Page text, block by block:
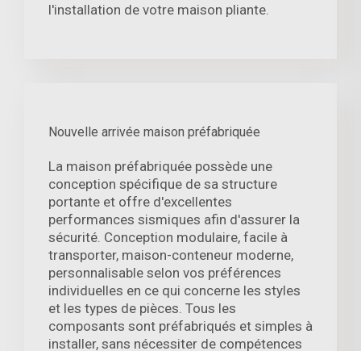
l'installation de votre maison pliante.
Nouvelle arrivée maison préfabriquée
La maison préfabriquée possède une
conception spécifique de sa structure
portante et offre d'excellentes
performances sismiques afin d'assurer la
sécurité. Conception modulaire, facile à
transporter, maison-conteneur moderne,
personnalisable selon vos préférences
individuelles en ce qui concerne les styles
et les types de pièces. Tous les
composants sont préfabriqués et simples à
installer, sans nécessiter de compétences